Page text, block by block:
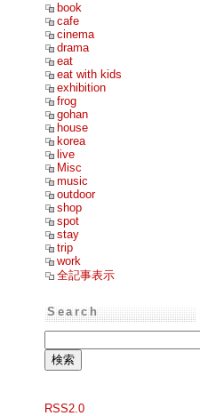
book
cafe
cinema
drama
eat
eat with kids
exhibition
frog
gohan
house
korea
live
Misc
music
outdoor
shop
spot
stay
trip
work
全記事表示
Search
RSS2.0